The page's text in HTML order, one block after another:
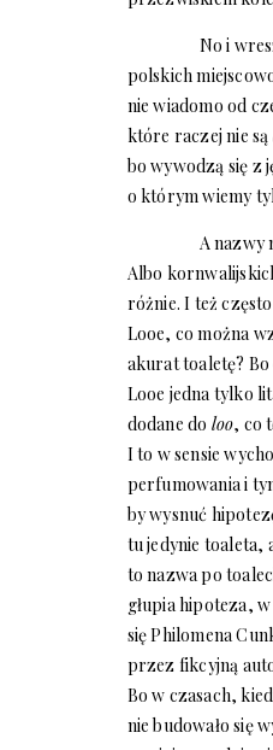
No i
polskich
nie wiadomo od
które raczej nie są
bo wywodzą się z
o którym wiemy
A nazwy
Albo
różnie. I też
Looe, co można
akurat toaletę? Bo
Looe jedna tylko
dodane do loo, co
I to w sensie
perfumowania i
by wysnuć
tu jedynie toaleta,
to nazwa po
głupia hipoteza,
się Philomena
przez fikcyjną
Bo w czasach,
nie budowało się